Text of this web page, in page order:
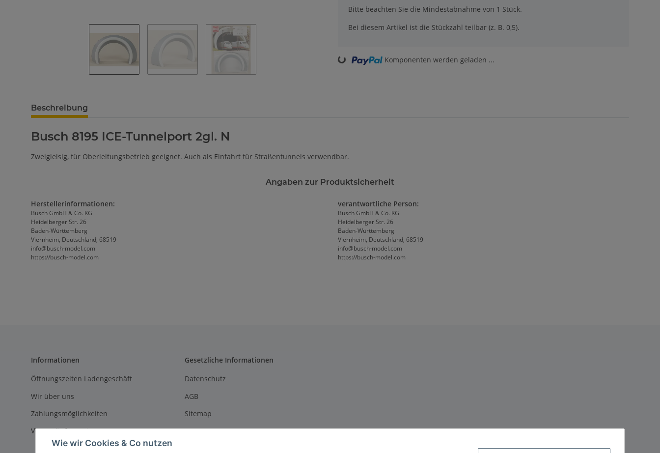
x
Bitte beachten Sie die Mindestabnahme von 1 Stück.
Bei diesem Artikel ist die Stückzahl teilbar (z. B. 0,5).
Loading... Komponenten werden geladen ...
Beschreibung
Busch 8195 ICE-Tunnelport 2gl. N
Zweigleisig, für Oberleitungsbetrieb geeignet. Auch als Einfahrt für Straßentunnels verwendbar.
Angaben zur Produktsicherheit
Herstellerinformationen:
Busch GmbH & Co. KG
Heidelberger Str. 26
Baden-Württemberg
Viernheim, Deutschland, 68519
info@busch-model.com
https://busch-model.com
verantwortliche Person:
Busch GmbH & Co. KG
Heidelberger Str. 26
Baden-Württemberg
Viernheim, Deutschland, 68519
info@busch-model.com
https://busch-model.com
Informationen
Öffnungszeiten Ladengeschäft
Wir über uns
Zahlungsmöglichkeiten
Versandinformationen
Gesetzliche Informationen
Datenschutz
AGB
Sitemap
Impressum
Wie wir Cookies & Co nutzen